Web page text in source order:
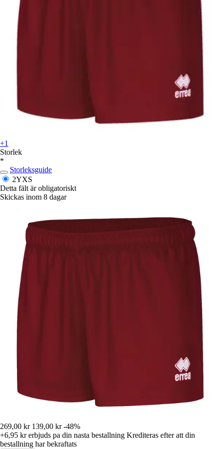
+1
Storlek
*
Storleksguide
2YXS
Detta fält är obligatoriskt
Skickas inom 8 dagar
269,00 kr 139,00 kr -48%
+6,95 krerbjuds pa din nasta bestallning Krediteras efter att din
bestallning har bekraftats